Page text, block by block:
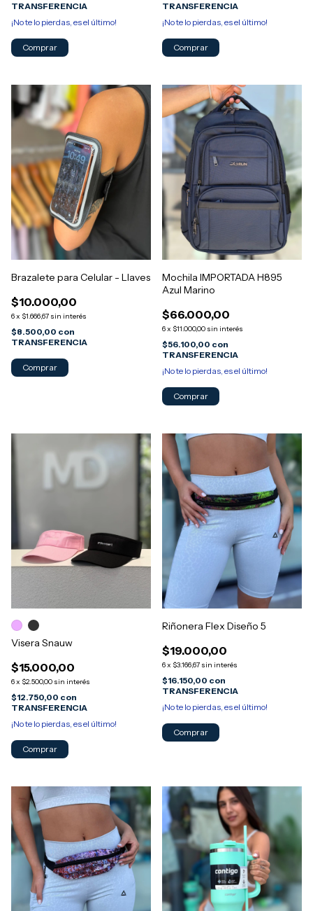
TRANSFERENCIA
¡No te lo pierdas, es el último!
Comprar
TRANSFERENCIA
¡No te lo pierdas, es el último!
Comprar
Brazalete para Celular - Llaves
$10.000,00
6x $1.666,67 sin interés
$8.500,00 con
TRANSFERENCIA
Mochila IMPORTADA H895
Azul Marino
$66.000,00
6x $11.000,00 sin interés
$56.100,00 con
TRANSFERENCIA
¡No te lo pierdas, es el último!
Visera Snauw
$15.000,00
6x $2.500,00 sin interés
$12.750,00 con
TRANSFERENCIA
¡No te lo pierdas, es el último!
Comprar
Riñonera Flex Diseño 5
$19.000,00
6x $3.166,67 sin interés
$16.150,00 con
TRANSFERENCIA
¡No te lo pierdas, es el último!